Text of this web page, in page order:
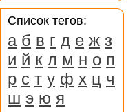
Список тегов:
а б в г д е ж з
и й к л м н о п
р с т у ф х ц ч
ш э ю я